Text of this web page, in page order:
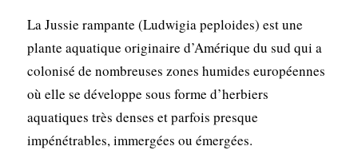
La Jussie rampante (Ludwigia peploides) est une
plante aquatique originaire d’Amérique du sud qui a
colonisé de nombreuses zones humides européennes
où elle se développe sous forme d’herbiers
aquatiques très denses et parfois presque
impénétrables, immergées ou émergées.